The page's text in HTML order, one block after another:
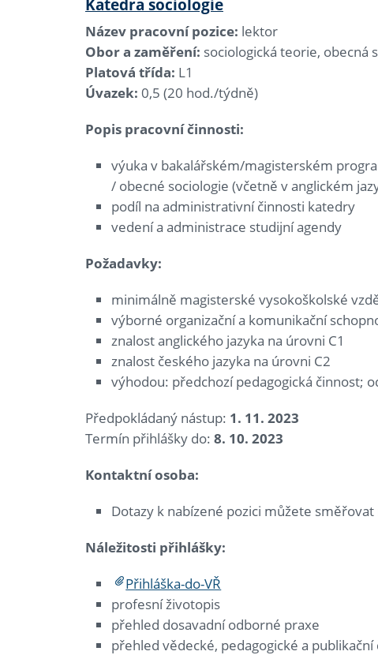
Název pracovní pozice: lektor
Obor a zaměření: sociologická teorie, obecná
Platová třída: L1
Úvazek: 0,5 (20 hod./týdně)
Popis pracovní činnosti:
výuka v bakalářském/magisterském
/ obecné sociologie (včetně v anglickém
podíl na administrativní činnosti katedry
vedení a administrace studijní agendy
Požadavky:
minimálně magisterské vysokoškolské
výborné organizační a komunikační
znalost anglického jazyka na úrovni C1
znalost českého jazyka na úrovni C2
výhodou: předchozí pedagogická činnost;
Předpokládaný nástup: 1. 11. 2023
Termín přihlášky do: 8. 10. 2023
Kontaktní osoba:
Dotazy k nabízené pozici můžete
Náležitosti přihlášky:
Přihláška-do-VŘ
profesní životopis
přehled dosavadní odborné praxe
přehled vědecké, pedagogické a publikační